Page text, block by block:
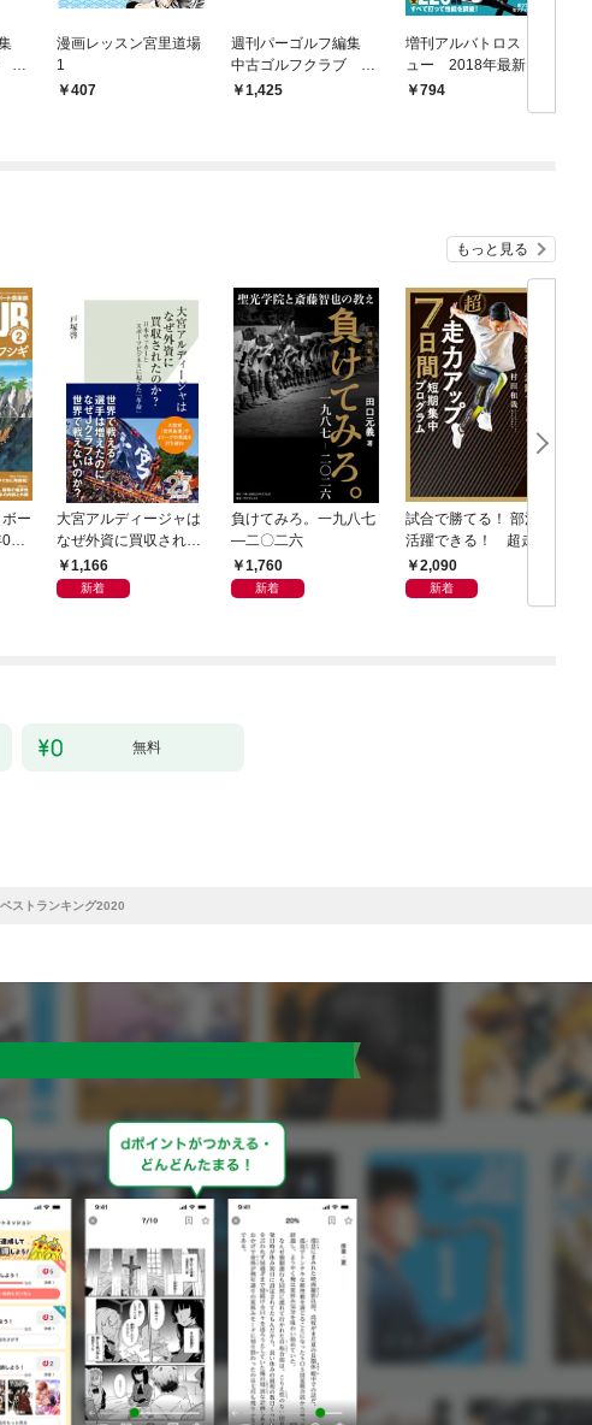
集
ベ
漫画レッスン宮里道場
1
407
週刊パーゴルフ編集
中古ゴルフクラブ ベ
ストランキング2018
1,425
増刊アルバトロス・ビ
ュー 2018年最新クラ
ブ総カタログ
794
もっと見る
ー
大宮アルディージャは
なぜ外資に買収された
のか？～日本サッカー
とスポーツビジネスに
1,166
新着
負けてみろ。一九八七
―二〇二六
1,760
新着
試合で勝てる！ 部活で
活躍できる！ 超走力
アップ 7日間短期集中
プログラム
2,090
新着
無料
ストランキング2020